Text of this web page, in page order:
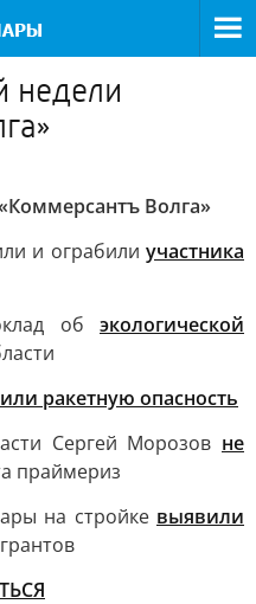
недели
Волга»
и ограбили участника
об экологической
ракетную опасность
Сергей Морозов не
праймериз
на стройке выявили